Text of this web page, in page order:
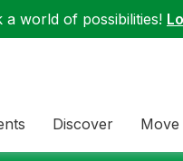
a world of possibilities!
Discover Move